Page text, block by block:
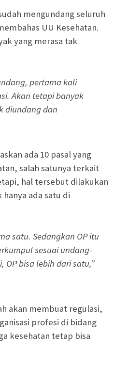
mengundang seluruh
UU Kesehatan.
yang merasa tak
pertama kali
Akan tetapi banyak
diundang dan
ada 10 pasal yang
salah satunya terkait
hal tersebut dilakukan
ada satu di
satu. Sedangkan OP itu
sesuai undang-
OP bisa lebih dari satu,”
akan membuat regulasi,
profesi di bidang
kesehatan tetap bisa